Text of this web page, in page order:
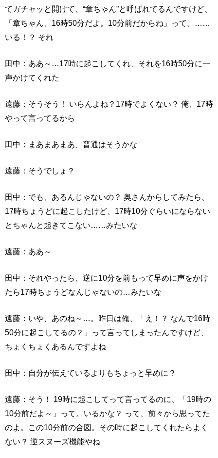
てガチャッと開けて、“章ちゃん”と呼ばれてるんですけど、
「章ちゃん、16時50分だよ。10分前だからね」って。……
いる！？ それ
田中：ああ～…17時に起こしてくれ、それを16時50分に一
声かけてくれた
遠藤：そうそう！ いらんよね？17時でよくない？ 俺、17時
やって言ってるから
田中：まあまあまあ、普通はそうかな
遠藤：そうでしょ？
田中：でも、あるんじゃないの？ 奥さんからしてみたら、
17時ちょうどに起こしたけど、17時10分ぐらいにならない
とちゃんと起きてこない……みたいな
遠藤：ああ～
田中：それやったら、逆に10分を前もって早めに声をかけ
たら17時ちょうどなんじゃないの…みたいな
遠藤：いや、あのね～…。昨日は俺、「え！？ なんで16時
50分に起こしてるの？」って言ってしまったんですけど、
ちょくちょくあるんですよね
田中：自分が伝えているよりもちょっと早めに？
遠藤：そう！ 19時に起こしてって言ってるのに、「19時の
10分前だよ～」って。いるかな？ って、前々から思ってた
のよ。この10分前の合図。その時に起こしてくれたらよく
ない？ 逆スヌーズ機能やね